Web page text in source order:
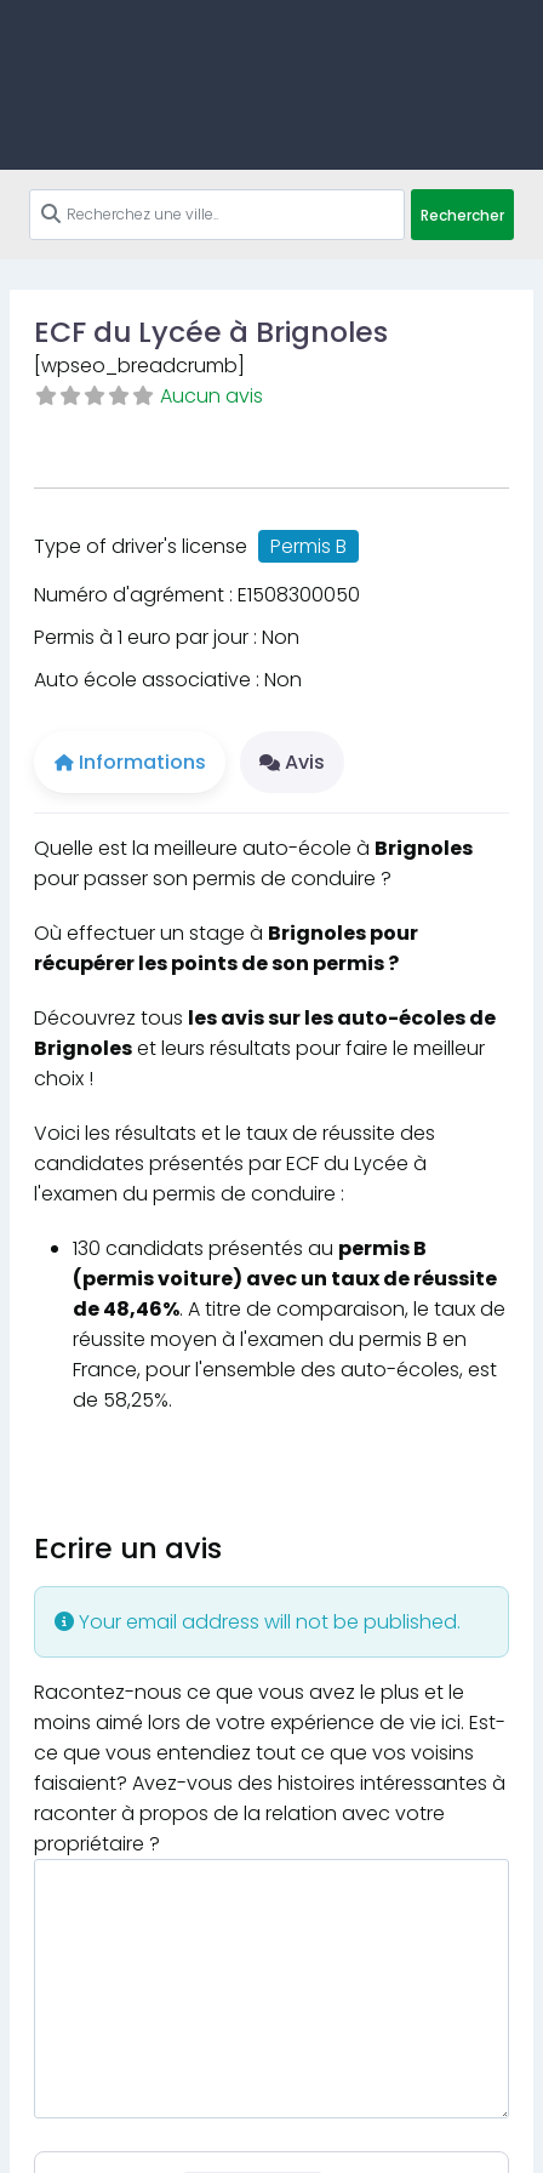
Rechercher
ECF du Lycée à Brignoles
[wpseo_breadcrumb]
Aucun avis
Type of driver's license
Permis B
Numéro d'agrément : E1508300050
Permis à 1 euro par jour : Non
Auto école associative : Non
Informations Avis
Quelle est la meilleure auto-école à Brignoles
pour passer son permis de conduire ?
Où effectuer un stage à Brignoles pour
récupérer les points de son permis ?
Découvrez tous les avis sur les auto-écoles de
Brignoleset leurs résultats pour faire le meilleur
choix !
Voici les résultats et le taux de réussite des
candidates présentés par ECF du Lycée à
l'examen du permis de conduire :
130 candidats présentés au permis B
(permis voiture) avec un taux de réussite
de 48,46%. A titre de comparaison, le taux de
réussite moyen à l'examen du permis B en
France, pour l'ensemble des auto-écoles, est
de 58,25%.
Ecrire un avis
Your email address will not be published.
Racontez-nous ce que vous avez le plus et le
moins aimé lors de votre expérience de vie ici. Est-
ce que vous entendiez tout ce que vos voisins
faisaient? Avez-vous des histoires intéressantes à
raconter à propos de la relation avec votre
propriétaire ?